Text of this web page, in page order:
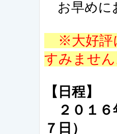
お早めに
※大好評
すみませ
【 日程】
２０１６
７日）